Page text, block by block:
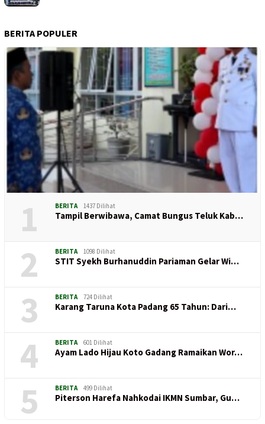
BERITA POPULER
1 BERITA 1437 Dilihat
Tampil Berwibawa, Camat Bungus Teluk Kab…
2 BERITA 1098 Dilihat
STIT Syekh Burhanuddin Pariaman Gelar Wi…
3 BERITA 724 Dilihat
Karang Taruna Kota Padang 65 Tahun: Dari…
4 BERITA 601 Dilihat
Ayam Lado Hijau Koto Gadang Ramaikan Wor…
5 BERITA 499 Dilihat
Piterson Harefa Nahkodai IKMN Sumbar, Gu…